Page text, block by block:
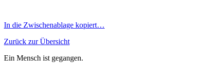
In die Zwischenablage kopiert…
Zurück zur Übersicht
Ein Mensch ist gegangen.